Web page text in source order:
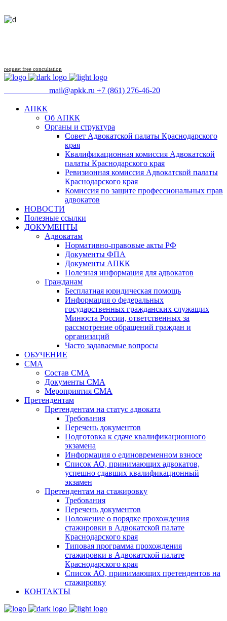
request free concultation
mail@apkk.ru +7 (861) 276-46-20
АПКК
Об АПКК
Органы и структура
Совет Адвокатской палаты Краснодарского
края
Квалификационная комиссия Адвокатской
палаты Краснодарского края
Ревизионная комиссия Адвокатской палаты
Краснодарского края
Комиссия по защите профессиональных прав
адвокатов
НОВОСТИ
Полезные ссылки
ДОКУМЕНТЫ
Адвокатам
Нормативно-правовые акты РФ
Документы ФПА
Документы АПКК
Полезная информация для адвокатов
Гражданам
Бесплатная юридическая помощь
Информация о федеральных
государственных гражданских служащих
Минюста России, ответственных за
рассмотрение обращений граждан и
организаций
Часто задаваемые вопросы
ОБУЧЕНИЕ
СМА
Состав СМА
Документы СМА
Мероприятия СМА
Претендентам
Претендентам на статус адвоката
Требования
Перечень документов
Подготовка к сдаче квалификационного
экзамена
Информация о единовременном взносе
Список АО, принимающих адвокатов,
успешно сдавших квалификационный
экзамен
Претендентам на стажировку
Требования
Перечень документов
Положение о порядке прохождения
стажировки в Адвокатской палате
Краснодарского края
Типовая программа прохождения
стажировки в Адвокатской палате
Краснодарского края
Список АО, принимающих претендентов на
стажировку
КОНТАКТЫ